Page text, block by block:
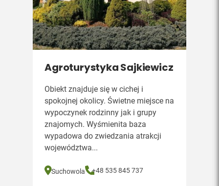
Agroturystyka Sajkiewicz
Obiekt znajduje się w cichej i
spokojnej okolicy. Świetne miejsce na
wypoczynek rodzinny jak i grupy
znajomych. Wyśmienita baza
wypadowa do zwiedzania atrakcji
województwa...
Suchowola +48 535 845 737